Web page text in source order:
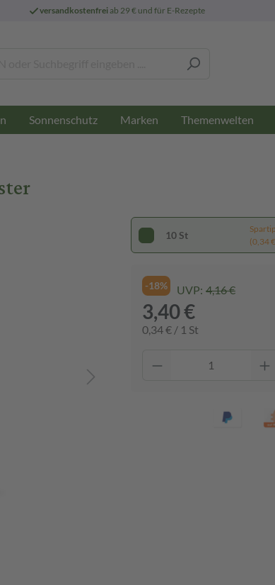
versandkostenfreiab 29 € und für E-Rezepte
Sonnenschutz Marken Themenwelten
10 St
(0,34
-18% UVP: 4,16 €
3,40 €
0,34 € / 1 St